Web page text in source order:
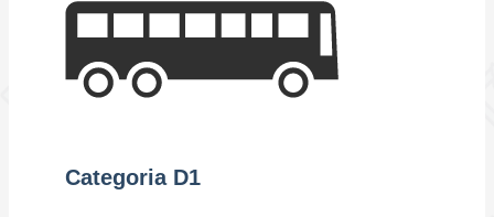
Categoria D1